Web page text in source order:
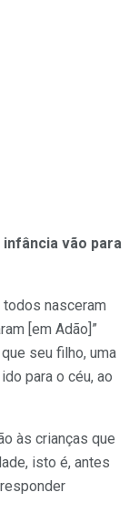
infância vão para
nasceram
[em Adão]”
seu filho, uma
para o céu, ao
às crianças que
isto é, antes